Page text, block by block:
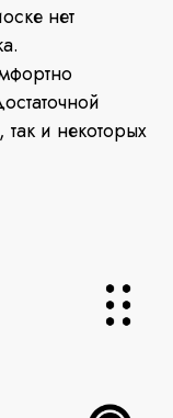
нет
и некоторых